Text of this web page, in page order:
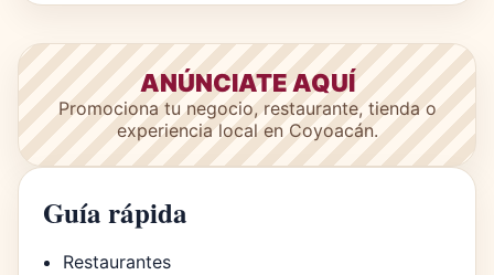
ANÚNCIATE AQUÍ
Promociona tu negocio, restaurante, tienda o
experiencia local en Coyoacán.
Guía rápida
Restaurantes